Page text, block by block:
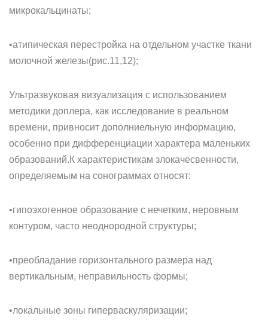
микрокальцинаты;
•атипическая перестройка на отдельном участке ткани
молочной железы(рис.11,12);
Ультразвуковая визуализация с использованием
методики доплера, как исследование в реальном
времени, привносит дополниельную информацию,
особенно при дифференциации характера маленьких
образований.К характеристикам злокачесвенности,
определяемым на сонограммах относят:
•гипоэхогенное образование с нечетким, неровным
контуром, часто неоднородной структуры;
•преобладание горизонтального размера над
вертикальным, неправильность формы;
•локальные зоны гиперваскуляризации;